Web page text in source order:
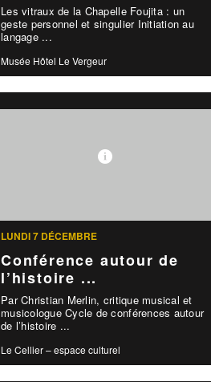
Les vitraux de la Chapelle Foujita : un
geste personnel et singulier Initiation au
langage ...
Musée Hôtel Le Vergeur
LUNDI 7 DÉCEMBRE
Conférence autour de
l’histoire ...
Par Christian Merlin, critique musical et
musicologue Cycle de conférences autour
de l’histoire ...
Le Cellier – espace culturel